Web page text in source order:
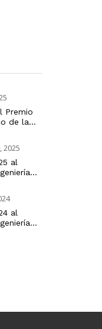
Premio
de la
2025
al
al